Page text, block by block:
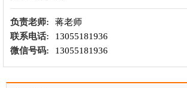
负责老师:
蒋老师
联系电话:
13055181936
微信号码:
13055181936